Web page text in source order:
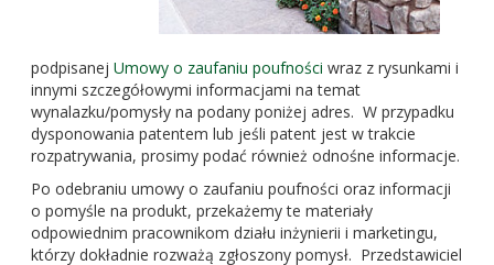
podpisanej Umowy o zaufaniu poufności wraz z rysunkami i
innymi szczegółowymi informacjami na temat
wynalazku/pomysły na podany poniżej adres. W przypadku
dysponowania patentem lub jeśli patent jest w trakcie
rozpatrywania, prosimy podać również odnośne informacje.
Po odebraniu umowy o zaufaniu poufności oraz informacji
o pomyśle na produkt, przekażemy te materiały
odpowiednim pracownikom działu inżynierii i marketingu,
którzy dokładnie rozważą zgłoszony pomysł. Przedstawiciel